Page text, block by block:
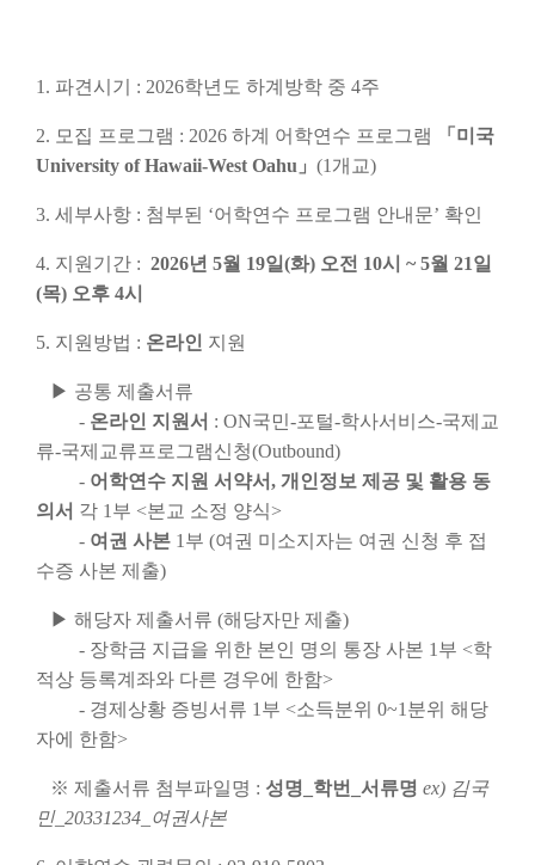
1. 파견시기 : 2026학년도 하계방학 중 4주
2. 모집 프로그램 : 2026 하계 어학연수 프로그램
「미국
University of Hawaii-West Oahu」 (1개교)
3. 세부사항 : 첨부된 ‘어학연수 프로그램 안내문’ 확인
4. 지원기간 : 2026년 5월 19일(화) 오전 10시 ~ 5월 21일
(목) 오후 4시
5. 지원방법 : 온라인 지원
▶ 공통 제출서류
- 온라인 지원서 : ON국민-포털-학사서비스-국제교
류-국제교류프로그램신청(Outbound)
- 어학연수 지원 서약서, 개인정보 제공 및 활용 동
의서 각 1부 <본교 소정 양식>
- 여권 사본 1부 (여권 미소지자는 여권 신청 후 접
수증 사본 제출)
▶ 해당자 제출서류 (해당자만 제출)
- 장학금 지급을 위한 본인 명의 통장 사본 1부 <학
적상 등록계좌와 다른 경우에 한함>
- 경제상황 증빙서류 1부 <소득분위 0~1분위 해당
자에 한함>
※ 제출서류 첨부파일명 : 성명_학번_서류명 ex) 김국
민_20331234_여권사본